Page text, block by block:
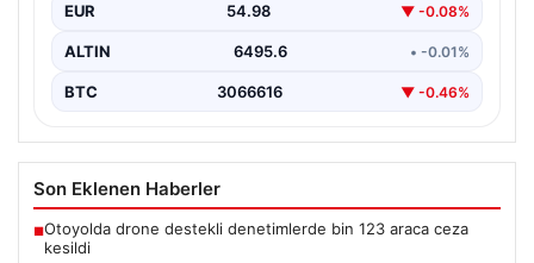
EUR 54.98 ▼ -0.08%
ALTIN 6495.6 • -0.01%
BTC 3066616 ▼ -0.46%
Son Eklenen Haberler
■Otoyolda drone destekli denetimlerde bin 123 araca ceza
kesildi